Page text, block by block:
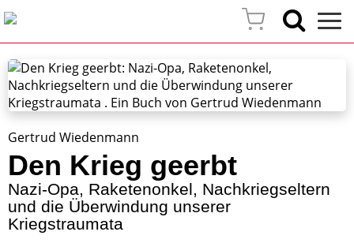
Gertrud Wiedenmann
Den Krieg geerbt
Nazi-Opa, Raketenonkel, Nachkriegseltern
und die Überwindung unserer
Kriegstraumata